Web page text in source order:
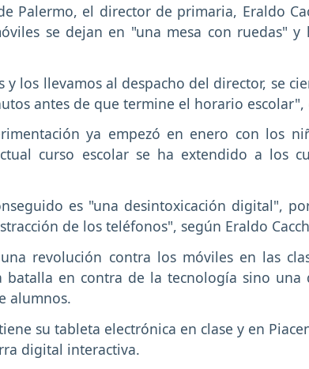
Palermo, el director de primaria, Eraldo
se dejan en "una mesa con ruedas" y
y los llevamos al despacho del director, se
antes de que termine el horario escolar",
ya empezó en enero con los
curso escolar se ha extendido a los
es "una desintoxicación digital",
de los teléfonos", según Eraldo
revolución contra los móviles en las
batalla en contra de la tecnología sino una
alumnos.
su tableta electrónica en clase y en
digital interactiva.